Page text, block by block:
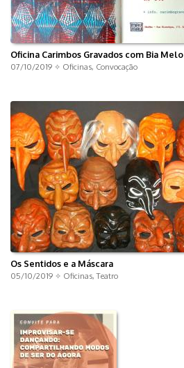
Oficina Carimbos Gravados com Bia Melo
07/10/2019 ✧ Oficinas, Convocação
Os Sentidos e a Máscara
05/10/2019 ✧ Oficinas,Teatro